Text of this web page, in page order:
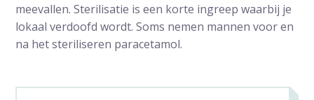
meevallen. Sterilisatie is een korte ingreep waarbij je
lokaal verdoofd wordt. Soms nemen mannen voor en
na het steriliseren paracetamol.